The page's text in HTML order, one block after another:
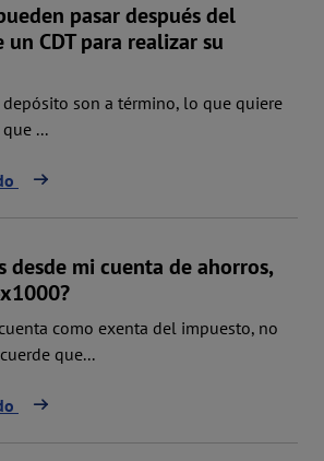
pasar después del
CDT para realizar su
depósito son a término, lo que quiere
...
desde mi cuenta de ahorros,
como exenta del impuesto, no
que...